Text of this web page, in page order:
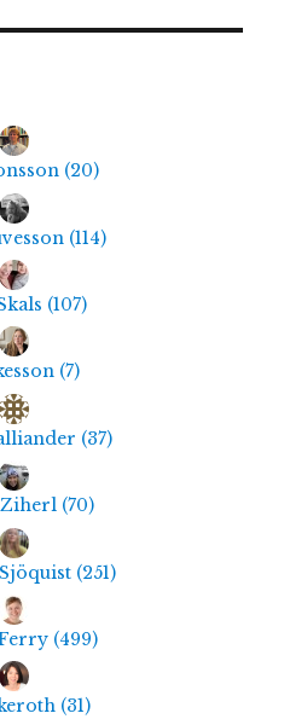
(20)
(114)
(107)
(7)
(37)
Ziherl (70)
(251)
(499)
(31)